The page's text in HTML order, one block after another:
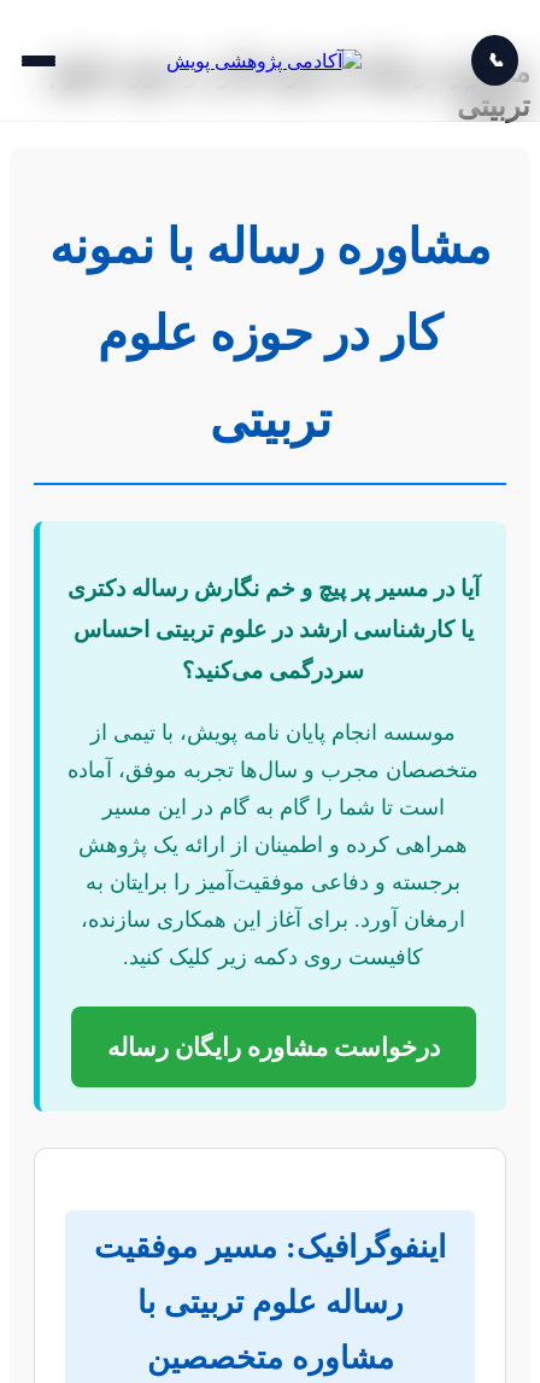
📞
مشاوره رساله با نمونه کار در حوزه علوم
تربیتی
مشاوره رساله با نمونه
کار در حوزه علوم
تربیتی
آیا در مسیر پر پیچ و خم نگارش رساله دکتری
یا کارشناسی ارشد در علوم تربیتی احساس
سردرگمی می‌کنید؟
موسسه انجام پایان نامه پویش، با تیمی از
متخصصان مجرب و سال‌ها تجربه موفق، آماده
است تا شما را گام به گام در این مسیر
همراهی کرده و اطمینان از ارائه یک پژوهش
برجسته و دفاعی موفقیت‌آمیز را برایتان به
ارمغان آورد. برای آغاز این همکاری سازنده،
کافیست روی دکمه زیر کلیک کنید.
درخواست مشاوره رایگان رساله
اینفوگرافیک: مسیر موفقیت
رساله علوم تربیتی با
مشاوره متخصصین